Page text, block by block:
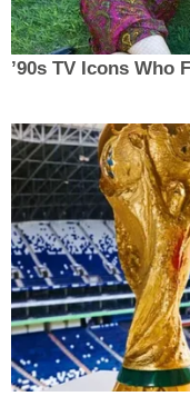
’90s TV Icons Who